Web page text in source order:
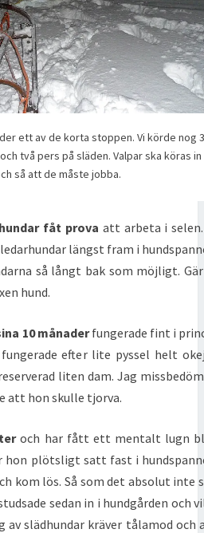
ett av de korta stoppen. Vi körde nog 3
två pers på släden. Valpar ska köras in
så att de måste jobba.
fåt prova att arbeta i
längst fram i
så långt bak som möjligt.
hund.
10 månaderfungerade fint i
efter lite pyssel helt
liten dam. Jag
att hon skulle tjorva.
och har fått ett mentalt lugn
hon plötsligt satt fast i
kom lös. Så som det absolut inte
sedan in i hundgården och
av slädhundar kräver tålamod och